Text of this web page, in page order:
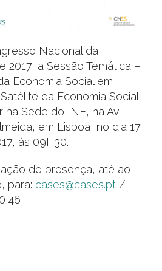
Nacional da
2017, a Sessão Temática –
Economia Social em
da Economia Social
na Sede do INE, na Av.
em Lisboa, no dia 17
às 09H30.
de presença, até ao
para: cases@cases.pt /
46